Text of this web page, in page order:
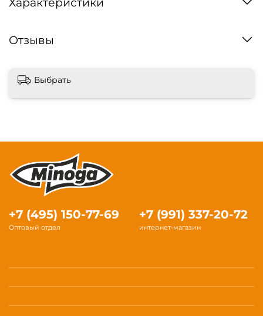
Отзывы
Выбрать
+7 (495) 150-77-69
Оптовый отдел
+7 (991) 337-20-72
интернет-магазин